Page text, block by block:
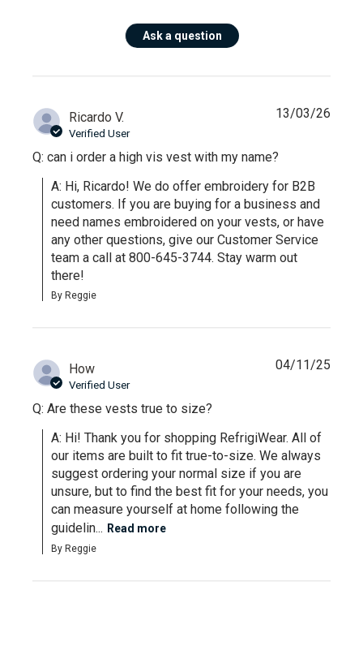
Ask a question
Ricardo V.
Verified User
Q: can i order a high vis vest with my name?
A: Hi, Ricardo! We do offer embroidery for B2B
customers. If you are buying for a business and
need names embroidered on your vests, or have
any other questions, give our Customer Service
team a call at 800-645-3744. Stay warm out
there!
By Reggie
13/03/26
How
Verified User
Q: Are these vests true to size?
A: Hi! Thank you for shopping RefrigiWear. All of
our items are built to fit true-to-size. We always
suggest ordering your normal size if you are
unsure, but to find the best fit for your needs, you
can measure yourself at home following the
guidelin... Read more
By Reggie
04/11/25